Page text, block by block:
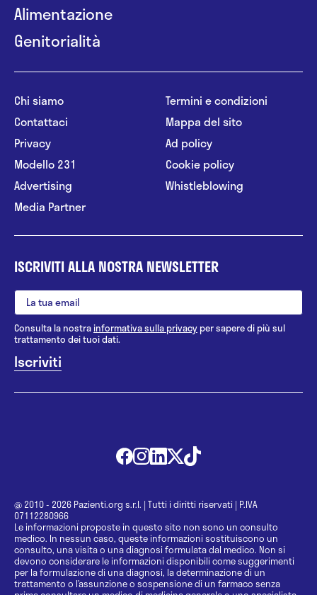
Alimentazione
Genitorialità
Chi siamo
Contattaci
Privacy
Modello 231
Advertising
Media Partner
Termini e condizioni
Mappa del sito
Ad policy
Cookie policy
Whistleblowing
ISCRIVITI ALLA NOSTRA NEWSLETTER
Consulta la nostrainformativa sulla privacy per sapere di più sul
trattamento dei tuoi dati.
@ 2010 - 2026 Pazienti.org s.r.l. | Tutti i diritti riservati | P.IVA
07112280966
Le informazioni proposte in questo sito non sono un consulto
medico. In nessun caso, queste informazioni sostituiscono un
consulto, una visita o una diagnosi formulata dal medico. Non si
devono considerare le informazioni disponibili come suggerimenti
per la formulazione di una diagnosi, la determinazione di un
trattamento o l’assunzione o sospensione di un farmaco senza